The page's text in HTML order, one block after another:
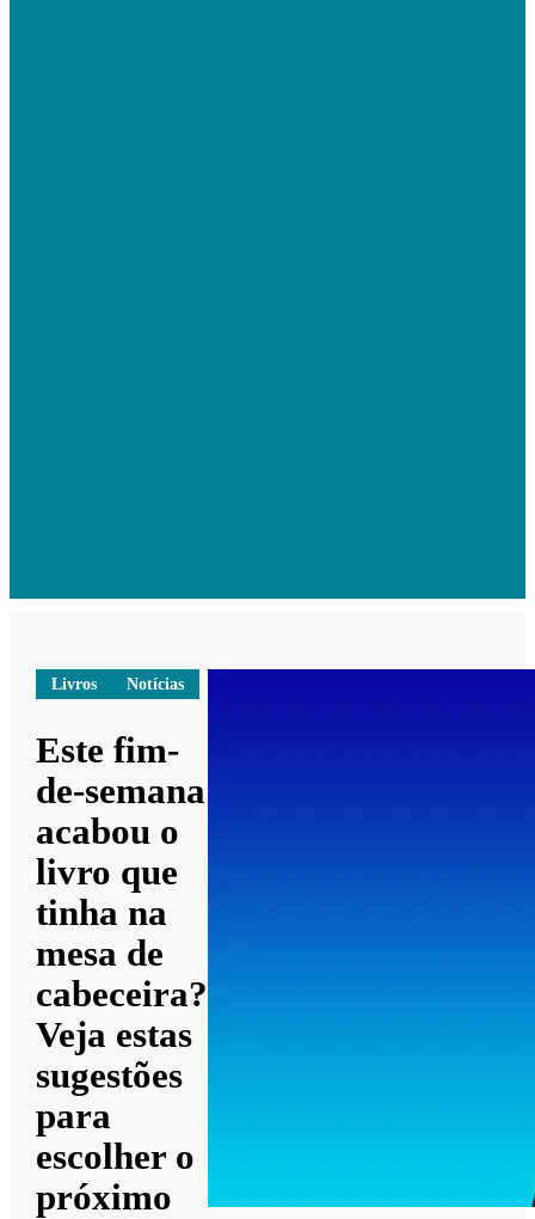
Livros Notícias
Este fim-
de-semana
acabou o
livro que
tinha na
mesa de
cabeceira?
Veja estas
sugestões
para
escolher o
próximo